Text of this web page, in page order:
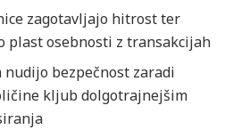
zagotavljajo hitrost ter
plast osebnosti z transakcijah
nudijo bezpečnost zaradi
kljub dolgotrajnejšim